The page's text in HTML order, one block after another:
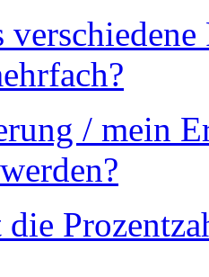
/ mein
die